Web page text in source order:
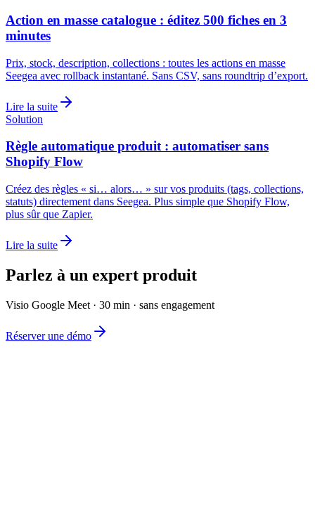
Action en masse catalogue : éditez 500 fiches en 3
minutes
Prix, stock, description, collections : toutes les actions en masse
Seegea avec rollback instantané. Sans CSV, sans roundtrip d’export.
Lire la suite
Solution
Règle automatique produit : automatiser sans
Shopify Flow
Créez des règles « si… alors… » sur vos produits (tags, collections,
statuts) directement dans Seegea. Plus simple que Shopify Flow,
plus sûr que Zapier.
Lire la suite
Parlez à un expert produit
Visio Google Meet · 30 min · sans engagement
Réserver une démo